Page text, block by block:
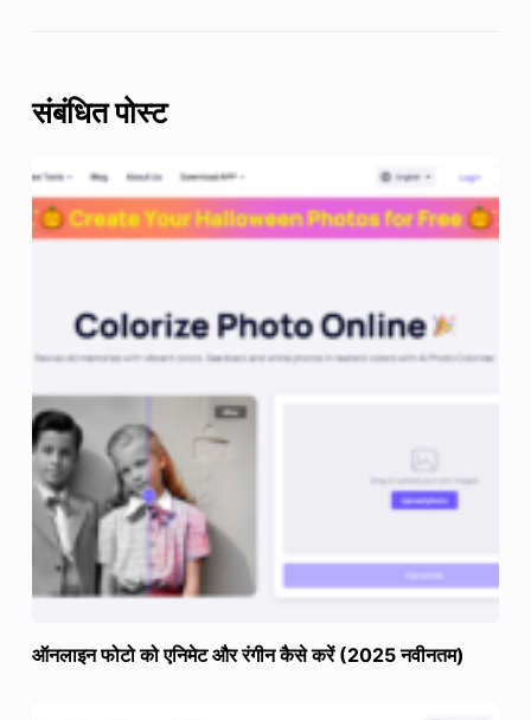
संबंधित पोस्ट
ऑनलाइन फोटो को एनिमेट और रंगीन कैसे करें (2025 नवीनतम)